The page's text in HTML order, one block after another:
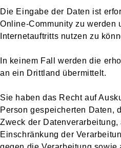
Die Eingabe der Daten ist
Online-Community zu werden
Internetauftritts nutzen zu
In keinem Fall werden die
an ein Drittland übermittelt.
Sie haben das Recht auf
Person gespeicherten Daten,
Zweck der
Einschränkung der